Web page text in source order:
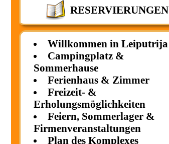
RESERVIERUNGEN
Willkommen in Leiputrija
Campingplatz &
Sommerhause
Ferienhaus & Zimmer
Freizeit- &
Erholungsmöglichkeiten
Feiern, Sommerlager &
Firmenveranstaltungen
Plan des Komplexes